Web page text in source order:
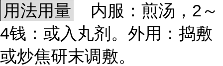
用法用量
内服：煎汤，2～
4钱：或入丸剂。外用：捣敷
或炒焦研末调敷。